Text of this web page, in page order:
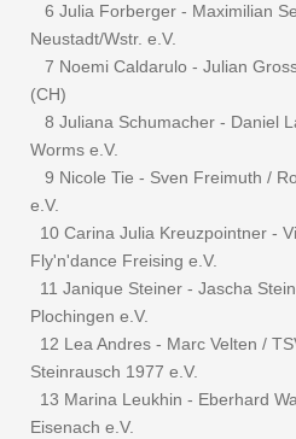
6 Julia Forberger - Maximilian
Neustadt/Wstr. e.V.
7 Noemi Caldarulo - Julian
(CH)
8 Juliana Schumacher - Daniel
Worms e.V.
9 Nicole Tie - Sven Freimuth /
e.V.
10 Carina Julia Kreuzpointner -
Fly'n'dance Freising e.V.
11 Janique Steiner - Jascha
Plochingen e.V.
12 Lea Andres - Marc Velten /
Steinrausch 1977 e.V.
13 Marina Leukhin - Eberhard
Eisenach e.V.